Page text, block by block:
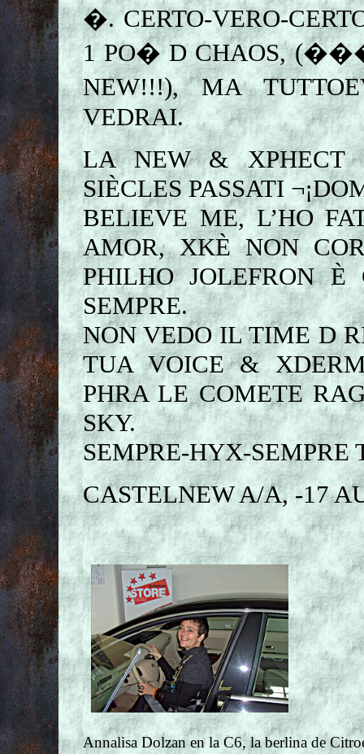
�. CERTO-VERO-
1 PO� D CHAOS,
NEW!!!), MA
VEDRAI.
LA NEW & XPHECT
SIÈCLES PASSATI
BELIEVE ME, L’HO
AMOR, XKÈ NON
PHILHO JOLEFRON
SEMPRE.
NON VEDO IL TIME D
TUA VOICE &
PHRA LE COMETE
SKY.
SEMPRE-HYX-SEMPRE
CASTELNEW A/A, -17
Annalisa Dolzan en la C6, la berlina de